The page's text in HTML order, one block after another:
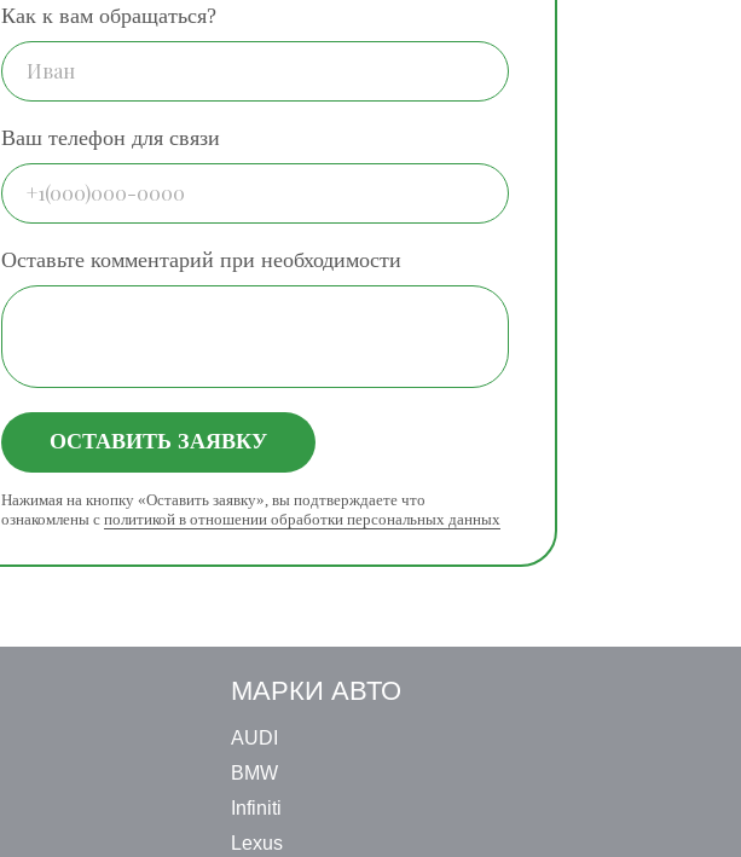
Как к вам обращаться?
Ваш телефон для связи
Оставьте комментарий при необходимости
ОСТАВИТЬ ЗАЯВКУ
Нажимая на кнопку «Оставить заявку», вы подтверждаете что
ознакомлены с политикой в отношении обработки персональных данных
МАРКИ АВТО
AUDI
BMW
Infiniti
Lexus